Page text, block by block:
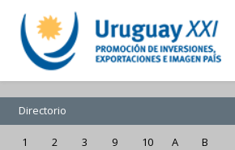
Directorio
1 2 3 9 10 A
B